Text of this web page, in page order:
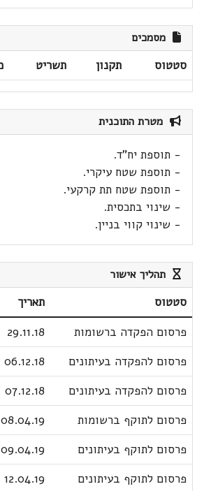
מסמכים
סטטוס תקנון תשריט
מטרת התוכנית
- תוספת יח"ד.
- תוספת שטח עיקרי.
- תוספת שטח תת קרקעי.
- שינוי בתכסית.
- שינוי קווי בניין.
תהליך אישור
סטטוס תאריך
פרסום הפקדה ברשומות
29.11.18
פרסום להפקדה בעיתונים
06.12.18
פרסום להפקדה בעיתונים
07.12.18
פרסום לתוקף ברשומות
08.04.19
פרסום לתוקף בעיתונים
09.04.19
פרסום לתוקף בעיתונים
12.04.19